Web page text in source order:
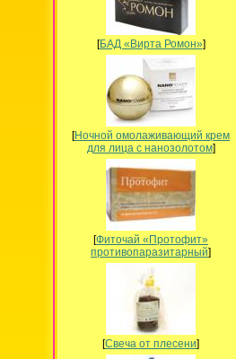
[БАД «Вирта Ромон»]
[Ночной омолаживающий крем
для лица с нанозолотом]
[Фиточай «Протофит»
противопаразитарный]
[Свеча от плесени]